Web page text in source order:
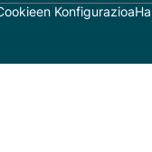
Konfigurazioa